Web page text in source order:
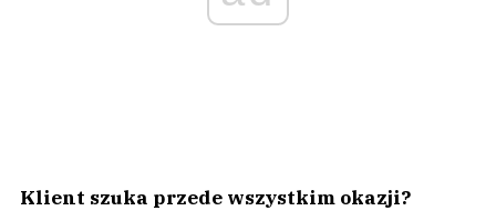
Klient szuka przede wszystkim okazji?